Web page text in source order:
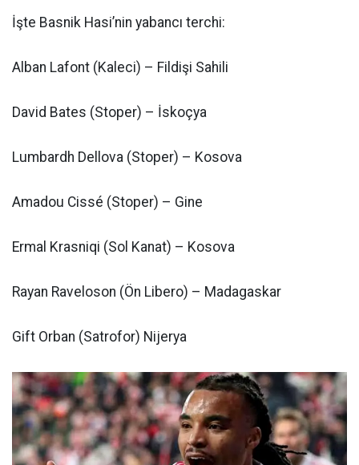
İşte Basnik Hasi’nin yabancı terchi:
Alban Lafont (Kaleci) – Fildişi Sahili
David Bates (Stoper) – İskoçya
Lumbardh Dellova (Stoper) – Kosova
Amadou Cissé (Stoper) – Gine
Ermal Krasniqi (Sol Kanat) – Kosova
Rayan Raveloson (Ön Libero) – Madagaskar
Gift Orban (Satrofor) Nijerya